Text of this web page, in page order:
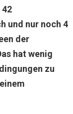
und nur noch 4
der
hat wenig
zu